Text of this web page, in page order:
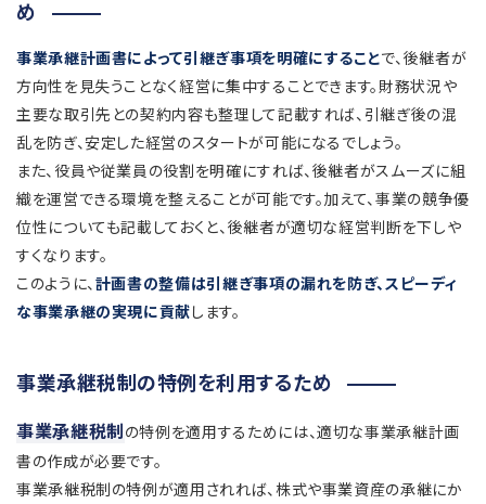
め
事業承継計画書によって引継ぎ事項を明確にすることで、後継者が
方向性を見失うことなく経営に集中することできます。財務状況や
主要な取引先との契約内容も整理して記載すれば、引継ぎ後の混
乱を防ぎ、安定した経営のスタートが可能になるでしょう。
また、役員や従業員の役割を明確にすれば、後継者がスムーズに組
織を運営できる環境を整えることが可能です。加えて、事業の競争優
位性についても記載しておくと、後継者が適切な経営判断を下しや
すくなります。
このように、 計画書の整備は引継ぎ事項の漏れを防ぎ、スピーディ
な事業承継の実現に貢献します。
事業承継税制の特例を利用するため
事業承継税制の特例を適用するためには、適切な事業承継計画
書の作成が必要です。
事業承継税制の特例が適用されれば、株式や事業資産の承継にか